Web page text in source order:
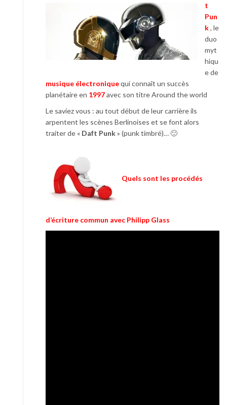
t
Pun
k, le
duo
myt
hiqu
e de
musique électroniquequi connaît un succès
planétaire en 1997avec son titre Around the world
Le saviez vous : au tout début de leur carrière ils
arpentent les scènes Berlinoises et se font alors
traiter de « Daft Punk» (punk timbré)… 🙂
Quels sont les procédés
d’écriture commun avec Philipp Glass